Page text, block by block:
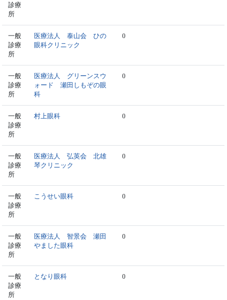
診療
所
一般
診療
所
医療法人 泰山会 ひの
眼科クリニック
0
一般
診療
所
医療法人 グリーンスウ
ォード 瀬田しもぞの眼
科
0
一般
診療
所
村上眼科 0
一般
診療
所
医療法人 弘英会 北雄
琴クリニック
0
一般
診療
所
こうせい眼科 0
一般
診療
所
医療法人 智景会 瀬田
やました眼科
0
一般
診療
所
となり眼科 0